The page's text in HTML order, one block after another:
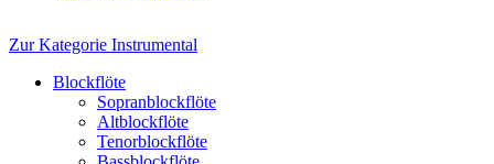
Zur Kategorie Instrumental
Blockflöte
Sopranblockflöte
Altblockflöte
Tenorblockflöte